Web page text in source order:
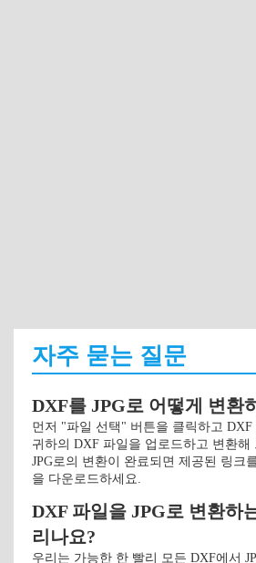
자주 묻는 질문
DXF를 JPG로 어떻게 변환
먼저 "파일 선택" 버튼을 클릭하고
귀하의 DXF 파일을 업로드하고 변환해
JPG로의 변환이 완료되면 제공된 링크
을 다운로드하세요.
DXF 파일을 JPG로 변환하
리나요?
우리는 가능한 한 빨리 모든 DXF에서